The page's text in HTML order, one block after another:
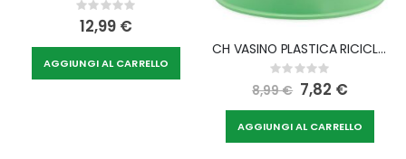
Rating:
0%
12,99 €
AGGIUNGI AL CARRELLO
CH VASINO PLASTICA RICICLAGGIO
Rating:
0%
8,99 € Special
Price
7,82 €
AGGIUNGI AL CARRELLO